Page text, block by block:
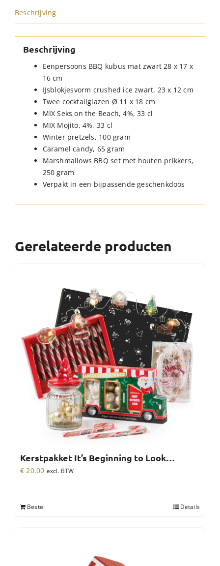
Beschrijving
Beschrijving
Eenpersoons BBQ kubus mat zwart 28 x 17 x
16 cm
IJsblokjesvorm crushed ice zwart, 23 x 12 cm
Twee cocktailglazen Ø 11 x 18 cm
MIX Seks on the Beach, 4%, 33 cl
MIX Mojito, 4%, 33 cl
Winter pretzels, 100 gram
Caramel candy, 65 gram
Marshmallows BBQ set met houten prikkers,
250 gram
Verpakt in een bijpassende geschenkdoos
Gerelateerde producten
Kerstpakket It’s Beginning to Look…
€ 20,00 excl. BTW
Bestel Details